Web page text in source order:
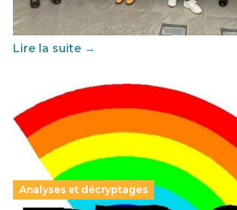
soutenu par l'union Européenne et
au vivre-ensemble : quelles différences
Lire la suite →
Analyses et décryptages